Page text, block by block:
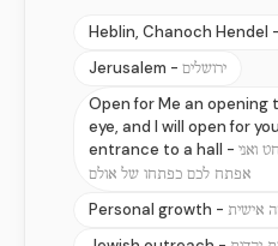
Heblin, Chanoch Hendel -
Jerusalem - ירושלים
Open for Me an opening
eye, and I will open for
entrance to a hall - ואני
אפתח לכם כפתחו של אולם
Personal growth - אישית